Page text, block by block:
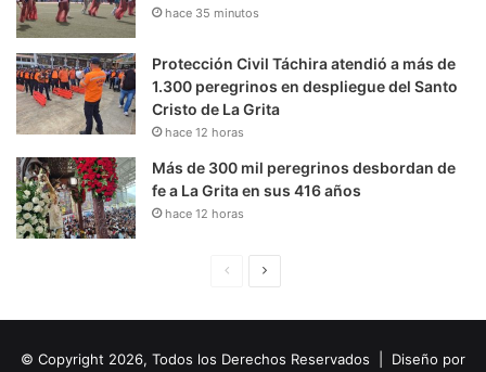
hace 35 minutos
Protección Civil Táchira atendió a más de
1.300 peregrinos en despliegue del Santo
Cristo de La Grita
hace 12 horas
Más de 300 mil peregrinos desbordan de
fe a La Grita en sus 416 años
hace 12 horas
i
u
© Copyright 2026, Todos los Derechos Reservados | Diseño por